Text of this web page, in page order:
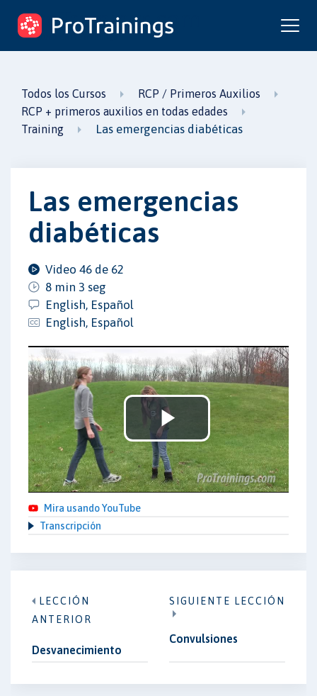
ProTrainings.com
un curso de ProTrainings
Todos los Cursos
RCP / Primeros Auxilios
RCP + primeros auxilios en todas edades
Training
Las emergencias diabéticas
Las emergencias
diabéticas
Video 46 de 62
8 min 3 seg
English, Español
English, Español
Play
Video
Mira usando YouTube
Transcripción
LECCIÓN
ANTERIOR
Desvanecimiento
SIGUIENTE LECCIÓN
Convulsiones